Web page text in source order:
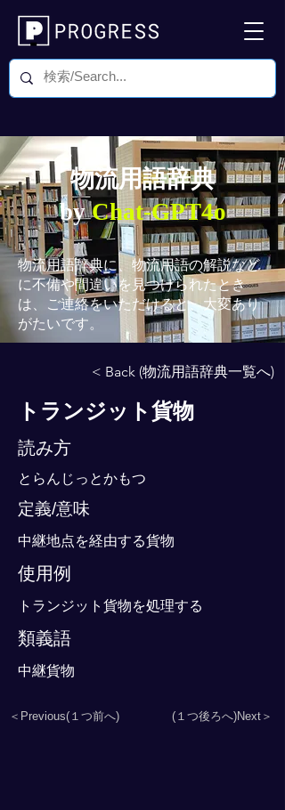
物流用語辞典
byChat-GPT4o
物流用語辞典に、物流用語の解説など
に不備や間違いを見つけられたとき
は、ご連絡をいただけると、大変あり
がたいです。
< Back (物流用語辞典一覧へ)
トランジット貨物
読み方
とらんじっとかもつ
定義/意味
中継地点を経由する貨物
使用例
トランジット貨物を処理する
類義語
中継貨物
＜Previous(１つ前へ) (１つ後ろへ)Next＞